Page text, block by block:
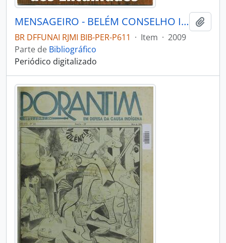
MENSAGEIRO - BELÉM CONSELHO INDIGENISTA MISSIONÁRIO - 2009 - Nº175
BR DFFUNAI RJMI BIB-PER-P611 · Item · 2009
Parte de Bibliográfico
Periódico digitalizado